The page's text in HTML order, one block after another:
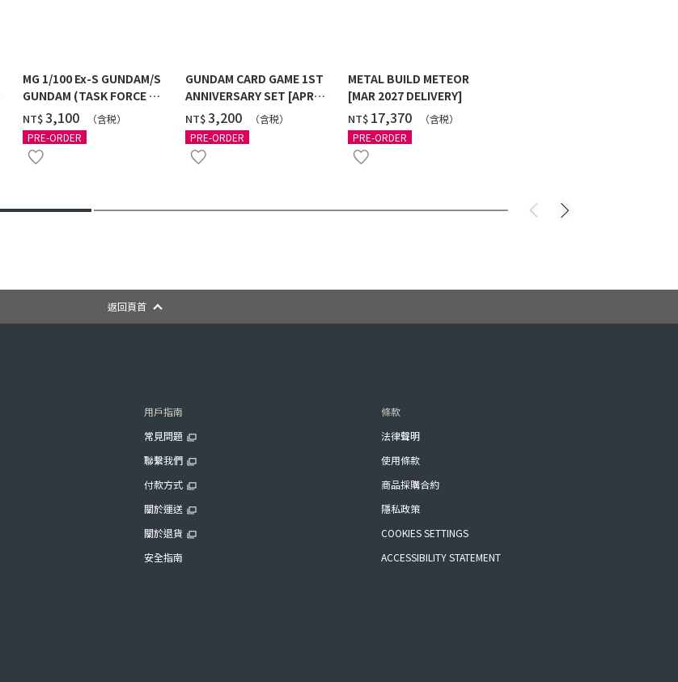
MG 1/100 Ex-S GUNDAM/S
GUNDAM (TASK FORCE α
Ver.) [2026年10月發送]
NT$‌3,100
（含税）
PRE-ORDER
GUNDAM CARD GAME 1ST
ANNIVERSARY SET [APR
2027 DELIVERY]
NT$‌3,200
（含税）
PRE-ORDER
METAL BUILD METEOR
[MAR 2027 DELIVERY]
NT$ ‌17,370
（含税）
PRE-ORDER
返回頁首
用戶指南
常見問題
聯繫我們
付款方式
關於運送
關於退貨
安全指南
條款
法律聲明
使用條款
商品採購合約
隱私政策
COOKIES SETTINGS
ACCESSIBILITY STATEMENT